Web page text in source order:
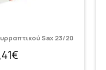
Sax 23/20